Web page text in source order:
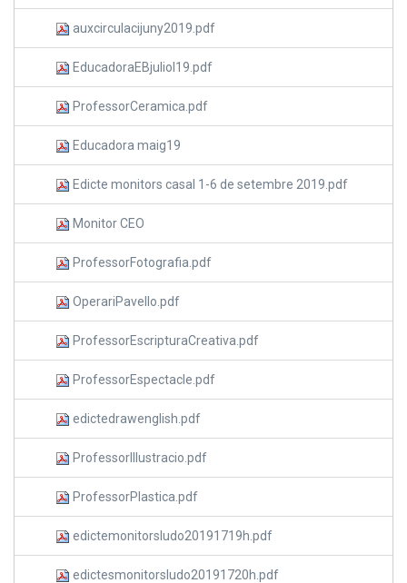
auxcirculacijuny2019.pdf
EducadoraEBjuliol19.pdf
ProfessorCeramica.pdf
Educadora maig19
Edicte monitors casal 1-6 de setembre 2019.pdf
Monitor CEO
ProfessorFotografia.pdf
OperariPavello.pdf
ProfessorEscripturaCreativa.pdf
ProfessorEspectacle.pdf
edictedrawenglish.pdf
ProfessorIllustracio.pdf
ProfessorPlastica.pdf
edictemonitorsludo20191719h.pdf
edictesmonitorsludo20191720h.pdf